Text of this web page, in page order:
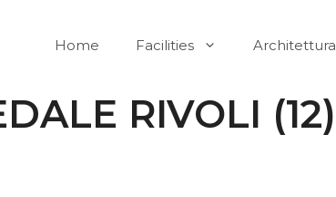
Home Facilities Architettura
RIVOLI (12)